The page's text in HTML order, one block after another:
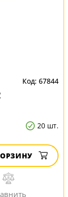
67844
20 шт.